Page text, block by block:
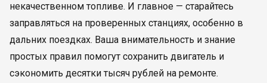
некачественном топливе. И главное — старайтесь
заправляться на проверенных станциях, особенно в
дальних поездках. Ваша внимательность и знание
простых правил помогут сохранить двигатель и
сэкономить десятки тысяч рублей на ремонте.